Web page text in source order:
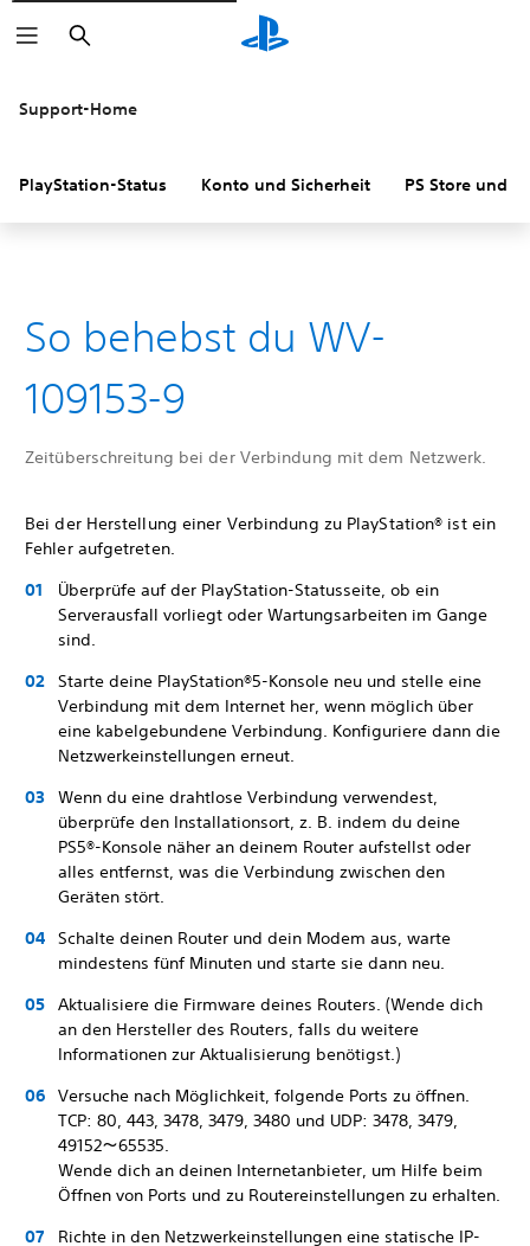
Suchen
Support-Home
PlayStation-Status Konto und Sicherheit PS Store und
So behebst du WV-
109153-9
Zeitüberschreitung bei der Verbindung mit dem Netzwerk.
Bei der Herstellung einer Verbindung zu PlayStation® ist ein
Fehler aufgetreten.
Überprüfe auf der PlayStation-Statusseite, ob ein
Serverausfall vorliegt oder Wartungsarbeiten im Gange
sind.
Starte deine PlayStation®5-Konsole neu und stelle eine
Verbindung mit dem Internet her, wenn möglich über
eine kabelgebundene Verbindung. Konfiguriere dann die
Netzwerkeinstellungen erneut.
Wenn du eine drahtlose Verbindung verwendest,
überprüfe den Installationsort, z. B. indem du deine
PS5®-Konsole näher an deinem Router aufstellst oder
alles entfernst, was die Verbindung zwischen den
Geräten stört.
Schalte deinen Router und dein Modem aus, warte
mindestens fünf Minuten und starte sie dann neu.
Aktualisiere die Firmware deines Routers. (Wende dich
an den Hersteller des Routers, falls du weitere
Informationen zur Aktualisierung benötigst.)
Versuche nach Möglichkeit, folgende Ports zu öffnen.
TCP: 80, 443, 3478, 3479, 3480 und UDP: 3478, 3479,
49152～65535.
Wende dich an deinen Internetanbieter, um Hilfe beim
Öffnen von Ports und zu Routereinstellungen zu erhalten.
Richte in den Netzwerkeinstellungen eine statische IP-